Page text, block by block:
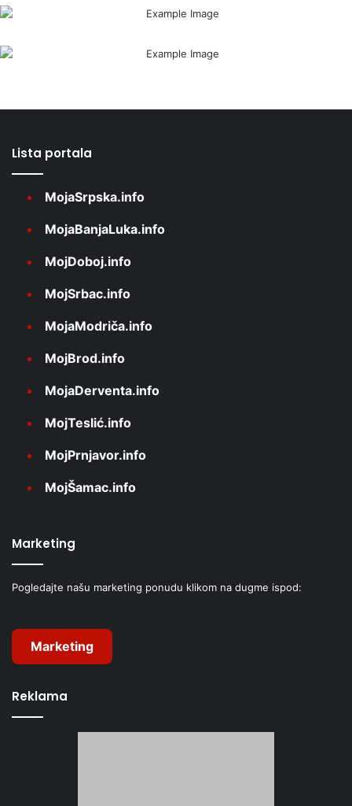
Lista portala
MojaSrpska.info
MojaBanjaLuka.info
MojDoboj.info
MojSrbac.info
MojaModriča.info
MojBrod.info
MojaDerventa.info
MojTeslić.info
MojPrnjavor.info
MojŠamac.info
Marketing
Pogledajte našu marketing ponudu klikom na dugme ispod:
Marketing
Reklama